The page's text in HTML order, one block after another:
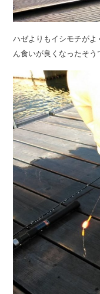
ハゼよりもイシモチが
ん食いが良くなったそう